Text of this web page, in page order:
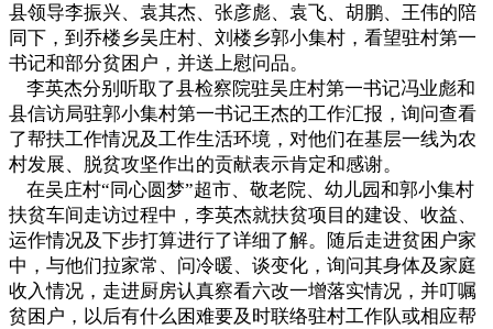
县领导李振兴、袁其杰、张彦彪、袁飞、胡鹏、王伟的陪
同下，到乔楼乡吴庄村、刘楼乡郭小集村，看望驻村第一
书记和部分贫困户，并送上慰问品。
李英杰分别听取了县检察院驻吴庄村第一书记冯业彪和
县信访局驻郭小集村第一书记王杰的工作汇报，询问查看
了帮扶工作情况及工作生活环境，对他们在基层一线为农
村发展、脱贫攻坚作出的贡献表示肯定和感谢。
在吴庄村“同心圆梦”超市、敬老院、幼儿园和郭小集村
扶贫车间走访过程中，李英杰就扶贫项目的建设、收益、
运作情况及下步打算进行了详细了解。随后走进贫困户家
中，与他们拉家常、问冷暖、谈变化，询问其身体及家庭
收入情况，走进厨房认真察看六改一增落实情况，并叮嘱
贫困户，以后有什么困难要及时联络驻村工作队或相应帮